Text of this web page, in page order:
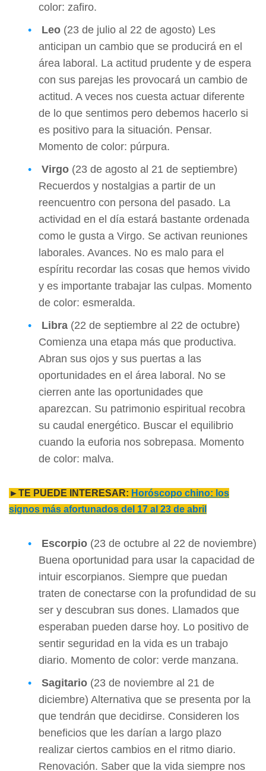
color: zafiro.
Leo (23 de julio al 22 de agosto) Les
anticipan un cambio que se producirá en el
área laboral. La actitud prudente y de espera
con sus parejas les provocará un cambio de
actitud. A veces nos cuesta actuar diferente
de lo que sentimos pero debemos hacerlo si
es positivo para la situación. Pensar.
Momento de color: púrpura.
Virgo (23 de agosto al 21 de septiembre)
Recuerdos y nostalgias a partir de un
reencuentro con persona del pasado. La
actividad en el día estará bastante ordenada
como le gusta a Virgo. Se activan reuniones
laborales. Avances. No es malo para el
espíritu recordar las cosas que hemos vivido
y es importante trabajar las culpas. Momento
de color: esmeralda.
Libra (22 de septiembre al 22 de octubre)
Comienza una etapa más que productiva.
Abran sus ojos y sus puertas a las
oportunidades en el área laboral. No se
cierren ante las oportunidades que
aparezcan. Su patrimonio espiritual recobra
su caudal energético. Buscar el equilibrio
cuando la euforia nos sobrepasa. Momento
de color: malva.
►TE PUEDE INTERESAR: Horóscopo chino: los
signos más afortunados del 17 al 23 de abril
Escorpio (23 de octubre al 22 de noviembre)
Buena oportunidad para usar la capacidad de
intuir escorpianos. Siempre que puedan
traten de conectarse con la profundidad de su
ser y descubran sus dones. Llamados que
esperaban pueden darse hoy. Lo positivo de
sentir seguridad en la vida es un trabajo
diario. Momento de color: verde manzana.
Sagitario (23 de noviembre al 21 de
diciembre) Alternativa que se presenta por la
que tendrán que decidirse. Consideren los
beneficios que les darían a largo plazo
realizar ciertos cambios en el ritmo diario.
Renovación. Saber que la vida siempre nos